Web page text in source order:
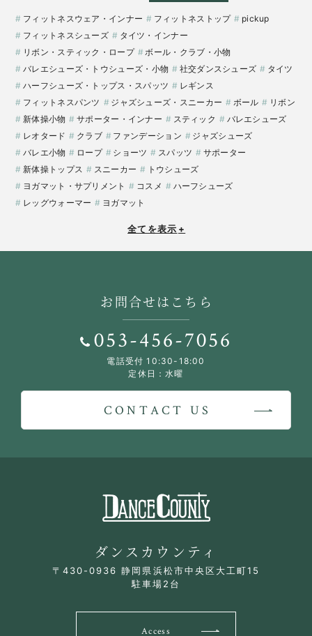
フィットネスウェア・インナー フィットネストップ
pickup
フィットネスシューズ
タイツ・インナー
リボン・スティック・ロープ
ボール・クラブ・小物
バレエシューズ・トウシューズ・小物
社交ダンスシューズ
タイツ
ハーフシューズ・トップス・スパッツ
レギンス
フィットネスパンツ
ジャズシューズ・スニーカー ボール
リボン
新体操小物
サポーター・インナー スティック
バレエシューズ
レオタード
クラブ ファンデーション
ジャズシューズ
バレエ小物
ロープ ショーツ スパッツ
サポーター
新体操トップス
スニーカー
トウシューズ
ヨガマット・サプリメント
コスメ
ハーフシューズ
レッグウォーマー
ヨガマット
全てを表示 +
お問合せはこちら
053-456-7056
電話受付 10:30-18:00
定休日：水曜
CONTACT US
ダンスカウンティ
〒430-0936 静岡県浜松市中央区大工町15
駐車場2台
Access